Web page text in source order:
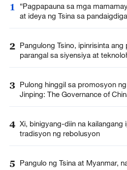
1
“Pagpapauna sa mga
at ideya ng Tsina sa
2 Pangulong Tsino, ipinrisinta ang
parangal sa siyensiya at
3 Pulong hinggil sa promosyon
Jinping: The Governance of
4 Xi, binigyang-diin na kailangang
tradisyon ng rebolusyon
5 Pangulo ng Tsina at Myanmar,